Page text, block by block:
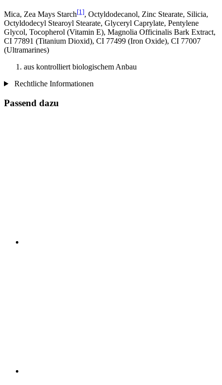
Mica, Zea Mays Starch[1], Octyldodecanol, Zinc Stearate, Silicia,
Octyldodecyl Stearoyl Stearate, Glyceryl Caprylate, Pentylene
Glycol, Tocopherol (Vitamin E), Magnolia Officinalis Bark Extract,
CI 77891 (Titanium Dioxid), CI 77499 (Iron Oxide), CI 77007
(Ultramarines)
aus kontrolliert biologischem Anbau
Rechtliche Informationen
Passend dazu